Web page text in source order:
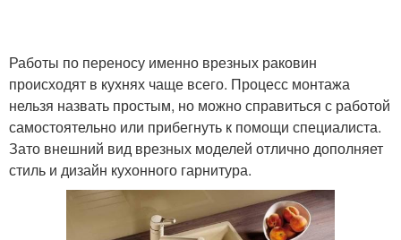
Работы по переносу именно врезных раковин
происходят в кухнях чаще всего. Процесс монтажа
нельзя назвать простым, но можно справиться с работой
самостоятельно или прибегнуть к помощи специалиста.
Зато внешний вид врезных моделей отлично дополняет
стиль и дизайн кухонного гарнитура.